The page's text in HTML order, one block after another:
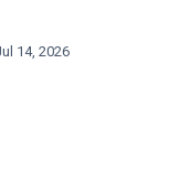
14, 2026